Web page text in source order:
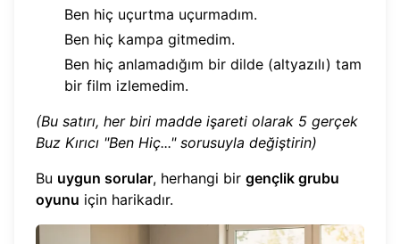
Ben hiç uçurtma uçurmadım.
Ben hiç kampa gitmedim.
Ben hiç anlamadığım bir dilde (altyazılı) tam
bir film izlemedim.
(Bu satırı, her biri madde işareti olarak 5 gerçek
Buz Kırıcı "Ben Hiç..." sorusuyla değiştirin)
Bu uygun sorular, herhangi bir gençlik grubu
oyunu için harikadır.